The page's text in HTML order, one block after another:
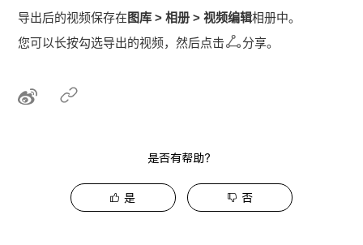
导出后的视频保存在 图库 >相册 >视频编辑相册中。
您可以长按勾选导出的视频，然后点击
分享。
是否有帮助？
是 否